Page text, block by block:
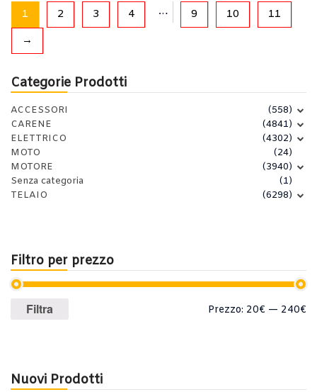
Categorie Prodotti
ACCESSORI
(558)
CARENE
(4841)
ELETTRICO
(4302)
MOTO
(24)
MOTORE
(3940)
Senza categoria
(1)
TELAIO
(6298)
Filtro per prezzo
Prezzo
Prezzo
Filtra Prezzo: 20€ — 240€
Nuovi Prodotti
1 2 3 4 … 9 10
11
→